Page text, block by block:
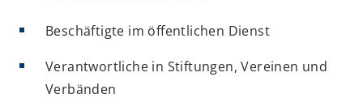
Beschäftigte im öffentlichen Dienst
Verantwortliche in Stiftungen, Vereinen und
Verbänden